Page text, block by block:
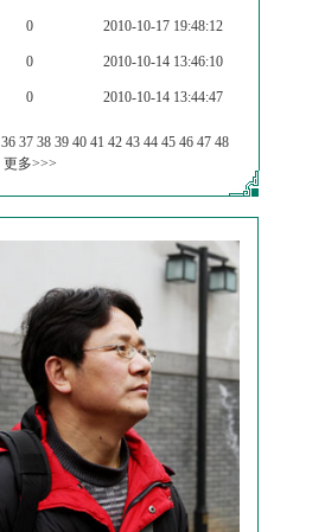
0 2010-10-17 19:48:12
0 2010-10-14 13:46:10
0 2010-10-14 13:44:47
36 37 38 39 40 41 42 43 44 45 46 47 48
更多>>>